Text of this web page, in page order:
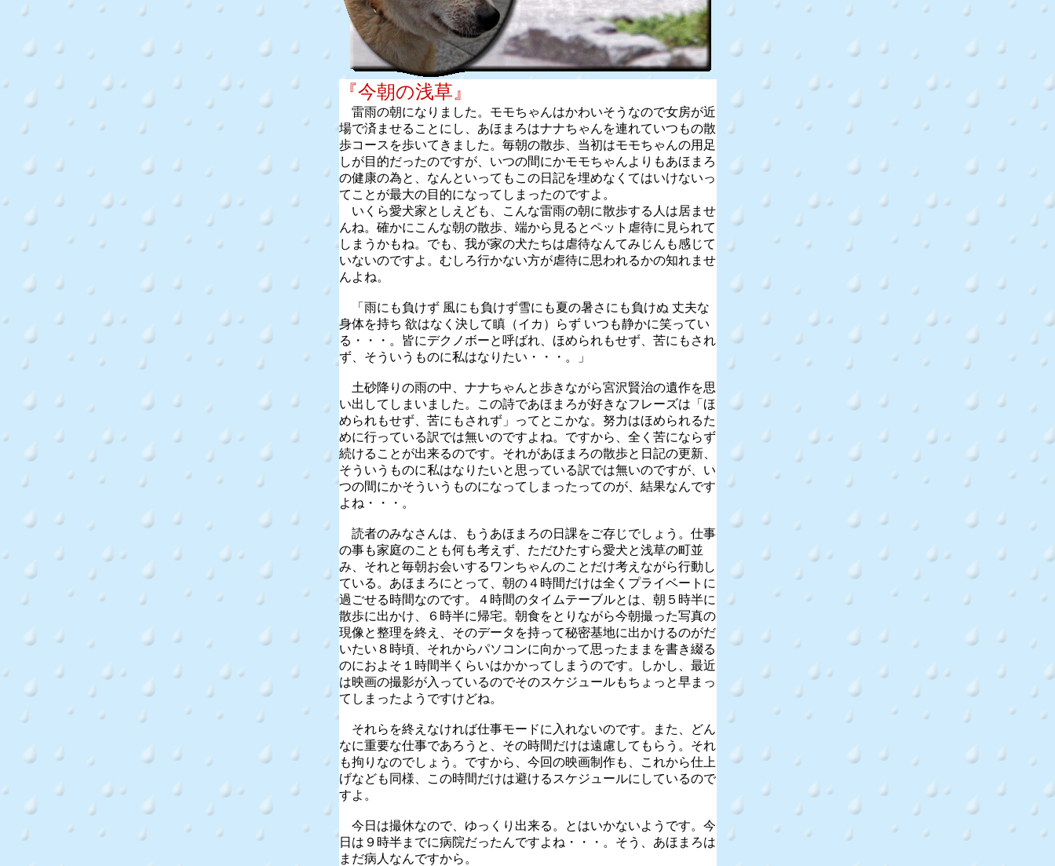
『今朝の浅草』
雷雨の朝になりました。モモちゃんはかわいそうなので女房が近
場で済ませることにし、あほまろはナナちゃんを連れていつもの散
歩コースを歩いてきました。毎朝の散歩、当初はモモちゃんの用足
しが目的だったのですが、いつの間にかモモちゃんよりもあほまろ
の健康の為と、なんといってもこの日記を埋めなくてはいけないっ
てことが最大の目的になってしまったのですよ。
いくら愛犬家としえども、こんな雷雨の朝に散歩する人は居ませ
んね。確かにこんな朝の散歩、端から見るとペット虐待に見られて
しまうかもね。でも、我が家の犬たちは虐待なんてみじんも感じて
いないのですよ。むしろ行かない方が虐待に思われるかの知れませ
んよね。
「雨にも負けず 風にも負けず雪にも夏の暑さにも負けぬ 丈夫な
身体を持ち 欲はなく決して瞋（イカ）らず いつも静かに笑ってい
る・・・。皆にデクノボーと呼ばれ、ほめられもせず、苦にもされ
ず、そういうものに私はなりたい・・・。」
土砂降りの雨の中、ナナちゃんと歩きながら宮沢賢治の遺作を思
い出してしまいました。この詩であほまろが好きなフレーズは「ほ
められもせず、苦にもされず」ってとこかな。努力はほめられるた
めに行っている訳では無いのですよね。ですから、全く苦にならず
続けることが出来るのです。それがあほまろの散歩と日記の更新、
そういうものに私はなりたいと思っている訳では無いのですが、い
つの間にかそういうものになってしまったってのが、結果なんです
よね・・・。
読者のみなさんは、もうあほまろの日課をご存じでしょう。仕事
の事も家庭のことも何も考えず、ただひたすら愛犬と浅草の町並
み、それと毎朝お会いするワンちゃんのことだけ考えながら行動し
ている。あほまろにとって、朝の４時間だけは全くプライベートに
過ごせる時間なのです。４時間のタイムテーブルとは、朝５時半に
散歩に出かけ、６時半に帰宅。朝食をとりながら今朝撮った写真の
現像と整理を終え、そのデータを持って秘密基地に出かけるのがだ
いたい８時頃、それからパソコンに向かって思ったままを書き綴る
のにおよそ１時間半くらいはかかってしまうのです。しかし、最近
は映画の撮影が入っているのでそのスケジュールもちょっと早まっ
てしまったようですけどね。
それらを終えなければ仕事モードに入れないのです。また、どん
なに重要な仕事であろうと、その時間だけは遠慮してもらう。それ
も拘りなのでしょう。ですから、今回の映画制作も、これから仕上
げなども同様、この時間だけは避けるスケジュールにしているので
すよ。
今日は撮休なので、ゆっくり出来る。とはいかないようです。今
日は９時半までに病院だったんですよね・・・。そう、あほまろは
まだ病人なんですから。